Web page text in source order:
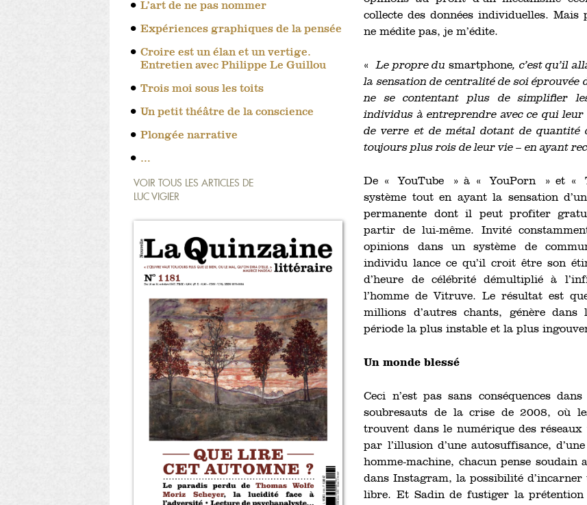
L’art de ne pas nommer
Expériences graphiques de la pensée
Croire est un élan et un vertige.
Entretien avec Philippe Le Guillou
Trois moi sous les toits
Un petit théâtre de la conscience
Plongée narrative
…
VOIR TOUS LES ARTICLES DE
LUC VIGIER
collecte des données individuelles.
ne médite pas, je m’édite.
«Le propre du smartphone, c’est qu’il
la sensation de centralité de soi éprouvée
ne se contentant plus de simplifier
individus à entreprendre avec ce qui
de verre et de métal dotant de quantité
toujours plus rois de leur vie – en ayant
De « YouTube » à « YouPorn » et «
système tout en ayant la sensation
permanente dont il peut profiter
partir de lui-même. Invité
opinions dans un système de
individu lance ce qu’il croit être son
d’heure de célébrité démultiplié à
l’homme de Vitruve. Le résultat est
millions d’autres chants, génère dans
période la plus instable et la plus
Un monde blessé
Ceci n’est pas sans conséquences
soubresauts de la crise de 2008, où
trouvent dans le numérique des
par l’illusion d’une autosuffisance,
homme-machine, chacun pense
dans Instagram, la possibilité d’incarner
libre. Et Sadin de fustiger la prétention